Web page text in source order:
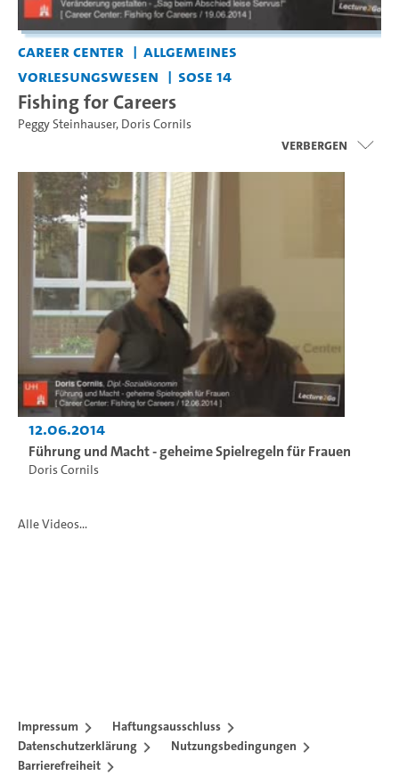
Career Center
Allgemeines
Vorlesungswesen
SoSe 14
Fishing for Careers
Peggy Steinhauser, Doris Cornils
Verbergen
12.06.2014
Führung und Macht - geheime Spielregeln für Frauen
Doris Cornils
Alle Videos...
Impressum
Haftungsausschluss
Datenschutzerklärung
Nutzungsbedingungen
Barrierefreiheit